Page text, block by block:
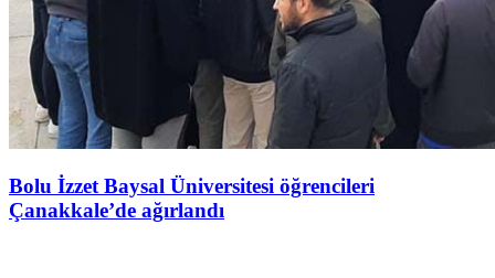
Bolu İzzet Baysal Üniversitesi öğrencileri
Çanakkale’de ağırlandı